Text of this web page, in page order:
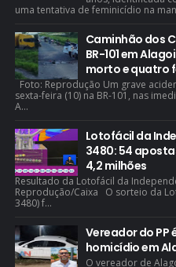
uma tentativa de feminicídio na
Caminhão dos
BR-101 em
morto e quatro
Foto: Reprodução Um grave
sexta-feira (10) na BR-101, nas
A...
Lotofácil da
3480: 54
4,2 milhões
Resultado da Lotofácil da
Reprodução/Caixa O sorteio da
3480) f...
Vereador do PP
homicídio em
O vereador de